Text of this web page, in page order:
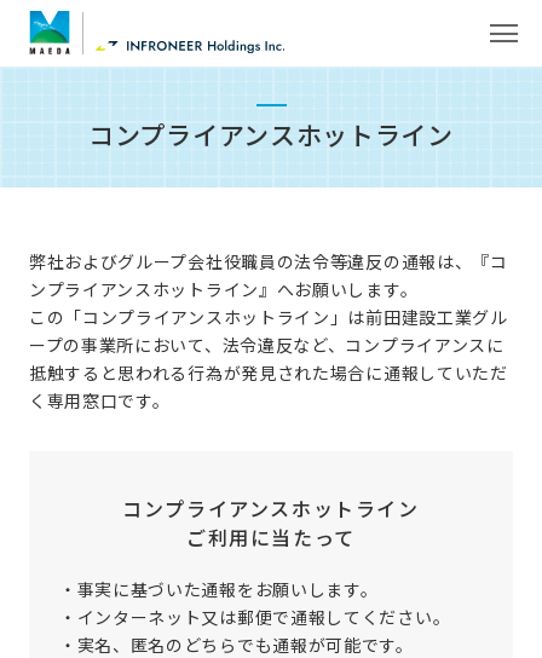
コンプライアンスホットライン
弊社およびグループ会社役職員の法令等違反の通報は、『コ
ンプライアンスホットライン』へお願いします。
この「コンプライアンスホットライン」は前田建設工業グル
ープの事業所において、法令違反など、コンプライアンスに
抵触すると思われる行為が発見された場合に通報していただ
く専用窓口です。
コンプライアンスホットライン
ご利用に当たって
・事実に基づいた通報をお願いします。
・インターネット又は郵便で通報してください。
・実名、匿名のどちらでも通報が可能です。